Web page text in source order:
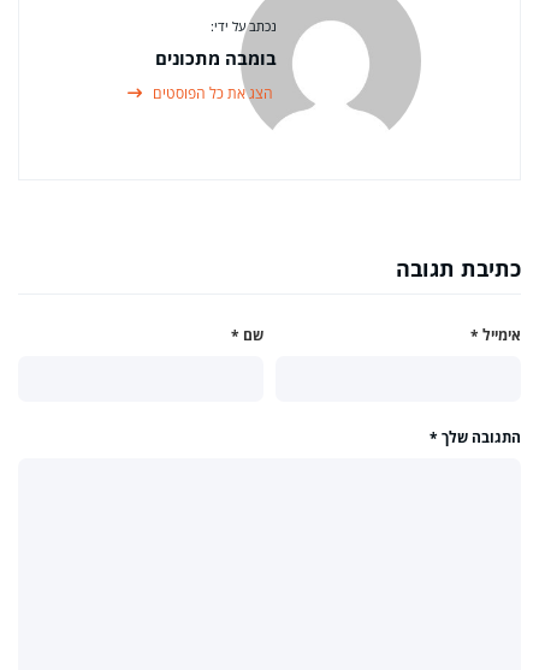
נכתב על ידי:
בומבה מתכונים
הצג את כל הפוסטים
כתיבת תגובה
שם * אימייל *
התגובה שלך *